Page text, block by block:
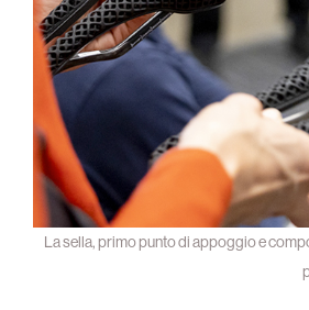
La sella, primo punto di appoggio e